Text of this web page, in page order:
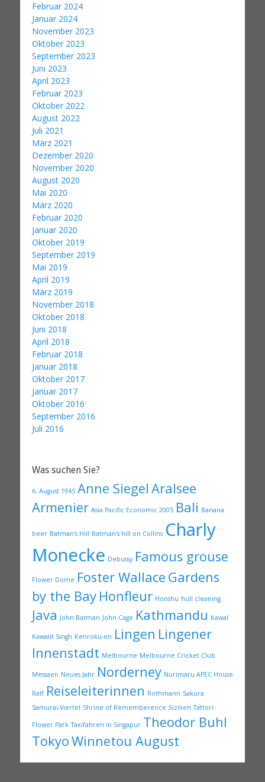
Februar 2024
Januar 2024
November 2023
Oktober 2023
September 2023
Juni 2023
April 2023
Februar 2023
Oktober 2022
August 2022
Juli 2021
März 2021
Dezember 2020
November 2020
August 2020
Mai 2020
März 2020
Februar 2020
Januar 2020
Oktober 2019
September 2019
Mai 2019
April 2019
März 2019
November 2018
Oktober 2018
Juni 2018
April 2018
Februar 2018
Januar 2018
Oktober 2017
Januar 2017
Oktober 2016
September 2016
Juli 2016
Was suchen Sie?
6. August 1945 Anne Siegel Aralsee
Armenier Asia Pacific Economic 2005 Bali Banana
beer Batman's Hill Batman's hill on Collins Charly
Monecke Debussy Famous grouse
Flower Dome Foster Wallace Gardens
by the Bay Honfleur Honshu hull cleaning
Java John Batman John Cage Kathmandu Kawal
Kawalit Singh Kenroku-en Lingen Lingener
Innenstadt Melbourne Melbourne Cricket Club
Messaen Neues Jahr Norderney Nurimaru APEC House
Ralf Reiseleiterinnen Rothmann Sakura
Samurai-Viertel Shrine of Rememberence Sizilien Tattori
Flower Park Taxifahren in Singapur Theodor Buhl
TokyoWinnetou August